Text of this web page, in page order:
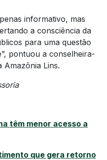
informativo, mas
a consciência da
para uma questão
pontuou a conselheira-
Amazônia Lins.
têm menor acesso a
que gera retorno